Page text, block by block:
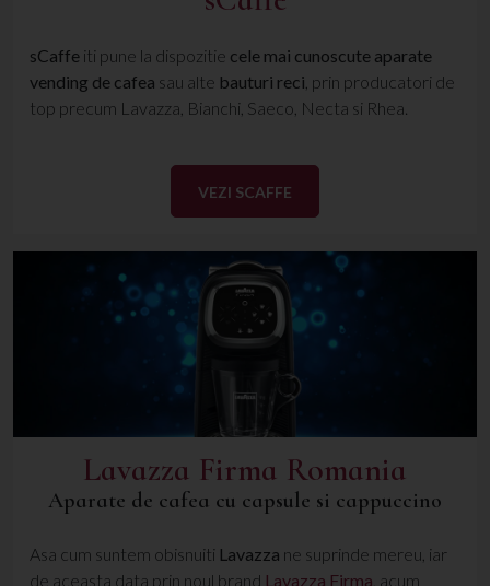
sCaffe iti pune la dispozitie cele mai cunoscute aparate
vending de cafea sau alte bauturi reci , prin producatori de
top precum Lavazza, Bianchi, Saeco, Necta si Rhea.
VEZI SCAFFE
Lavazza Firma Romania
Aparate de cafea cu capsule si cappuccino
Asa cum suntem obisnuiti Lavazza ne suprinde mereu, iar
de aceasta data prin noul brand Lavazza Firma , acum